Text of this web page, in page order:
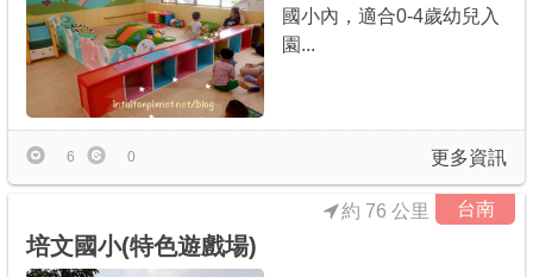
國小內，適合0-4歲幼兒入
園...
更多資訊
6 0
台南
培文國小(特色遊戲場)
約 76 公里